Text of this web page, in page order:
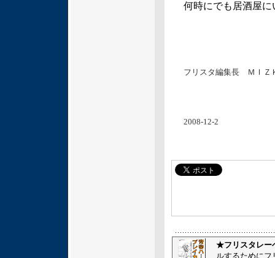
何時にでも居酒屋
フリスタ編集長 ＭＩＺ
2008-12-2
★フリスタレー
ルするために